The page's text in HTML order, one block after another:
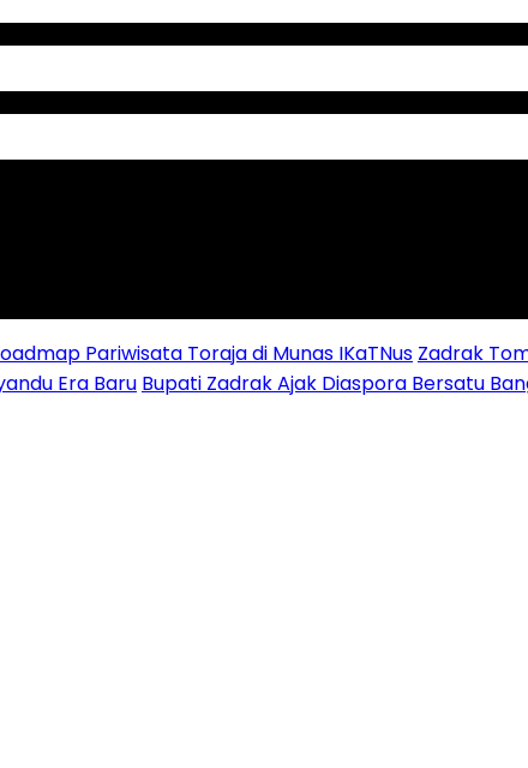
Pariwisata Toraja di Munas IKaTNus Zadrak
Era Baru Bupati Zadrak Ajak Diaspora Bersatu